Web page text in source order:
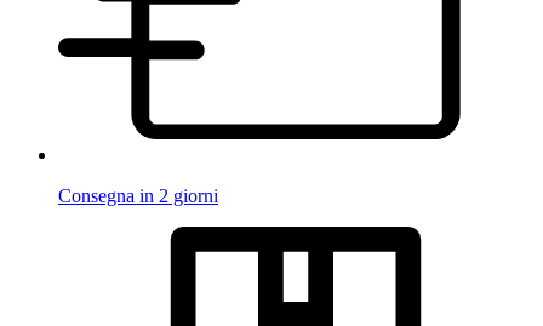
Consegna in 2 giorni